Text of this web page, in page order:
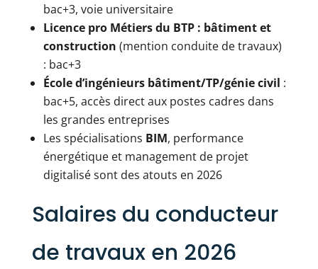
bac+3, voie universitaire
Licence pro Métiers du BTP : bâtiment et
construction (mention conduite de travaux)
: bac+3
École d’ingénieurs bâtiment/TP/génie civil :
bac+5, accès direct aux postes cadres dans
les grandes entreprises
Les spécialisations BIM, performance
énergétique et management de projet
digitalisé sont des atouts en 2026
Salaires du conducteur
de travaux en 2026